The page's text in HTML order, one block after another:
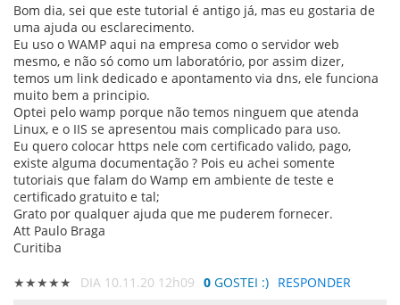
Bom dia, sei que este tutorial é antigo já, mas eu gostaria de
uma ajuda ou esclarecimento.
Eu uso o WAMP aqui na empresa como o servidor web
mesmo, e não só como um laboratório, por assim dizer,
temos um link dedicado e apontamento via dns, ele funciona
muito bem a principio.
Optei pelo wamp porque não temos ninguem que atenda
Linux, e o IIS se apresentou mais complicado para uso.
Eu quero colocar https nele com certificado valido, pago,
existe alguma documentação ? Pois eu achei somente
tutoriais que falam do Wamp em ambiente de teste e
certificado gratuito e tal;
Grato por qualquer ajuda que me puderem fornecer.
Att Paulo Braga
Curitiba
★★★★★ DIA 10.11.20 12h09 0 GOSTEI :) RESPONDER